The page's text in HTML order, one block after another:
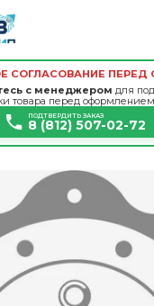
СОГЛАСОВАНИЕ ПЕРЕД
с менеджером для
товара перед оформлением
ПОДТВЕРДИТЬ ЗАКАЗ
8 (812) 507-02-72